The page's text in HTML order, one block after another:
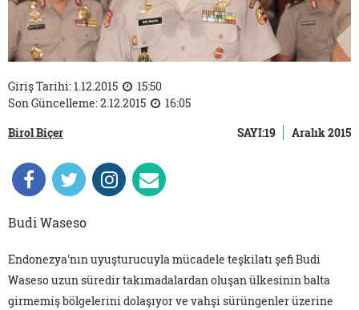
Giriş Tarihi: 1.12.2015
15:50
Son Güncelleme: 2.12.2015
16:05
Birol Biçer
SAYI:19 Aralık 2015
Budi Waseso
Endonezya'nın uyuşturucuyla mücadele teşkilatı şefi Budi
Waseso uzun süredir takımadalardan oluşan ülkesinin balta
girmemiş bölgelerini dolaşıyor ve vahşi sürüngenler üzerine